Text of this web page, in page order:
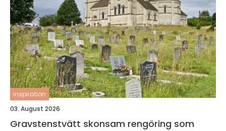
inspiration
03. August 2026
Gravstenstvätt skonsam rengöring som